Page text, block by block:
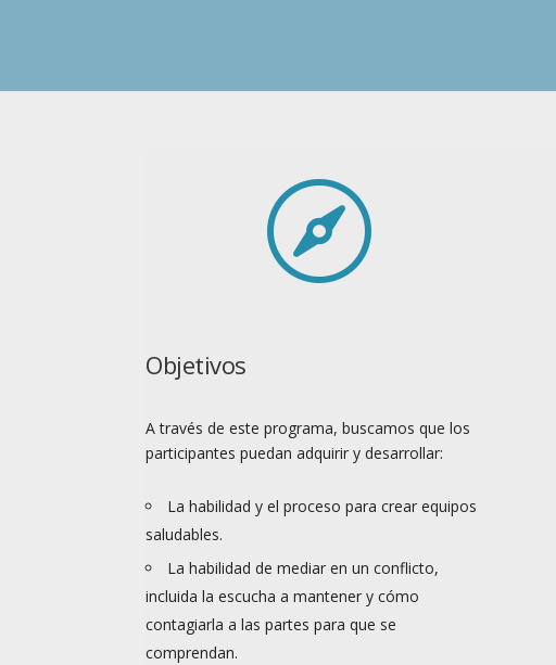

Objetivos
A través de este programa, buscamos que los
participantes puedan adquirir y desarrollar:
La habilidad y el proceso para crear equipos
saludables.
La habilidad de mediar en un conflicto,
incluida la escucha a mantener y cómo
contagiarla a las partes para que se
comprendan.